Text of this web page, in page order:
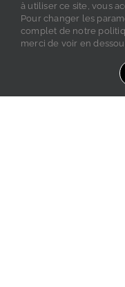
Mentions
à utiliser ce site, vous
Pour changer les
complet de notre
merci de voir en